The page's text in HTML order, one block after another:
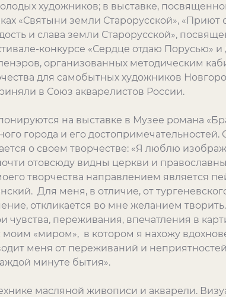
художников; в выставке,
«Святыни земли Старорусской», «Приют
и слава земли Старорусской»,
конкурсе «Сердце отдаю Порусью»
организованных методическим
для самобытных художников
в Союз акварелистов России.
на выставке в Музее романа
города и его достопримечательностей.
о своем творчестве: «Я люблю
отовсюду видны церкви и
творчества направлением является
Для меня, в отличие, от
откликается во мне желанием творить.
чувства, переживания, впечатления в
моим «миром», в котором я нахожу
меня от переживаний и
минуте бытия».
масляной живописи и акварели.